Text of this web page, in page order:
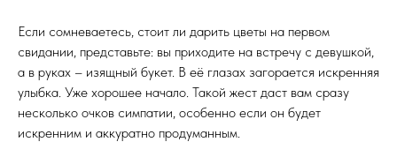
Если сомневаетесь, стоит ли дарить цветы на первом
свидании, представьте: вы приходите на встречу с девушкой,
а в руках – изящный букет. В её глазах загорается искренняя
улыбка. Уже хорошее начало. Такой жест даст вам сразу
несколько очков симпатии, особенно если он будет
искренним и аккуратно продуманным.